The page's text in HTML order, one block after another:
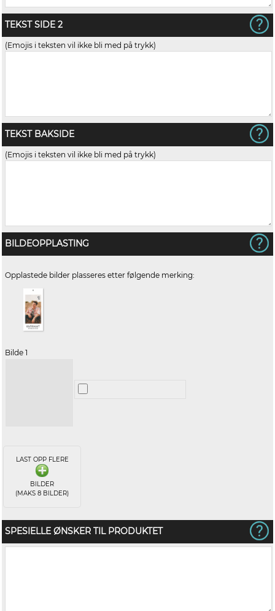
TEKST SIDE 2
(Emojis i teksten vil ikke bli med på trykk)
TEKST BAKSIDE
(Emojis i teksten vil ikke bli med på trykk)
BILDEOPPLASTING
Opplastede bilder plasseres etter følgende merking:
Bilde 1
LAST OPP FLERE
BILDER
(MAKS 8 BILDER)
SPESIELLE ØNSKER TIL PRODUKTET